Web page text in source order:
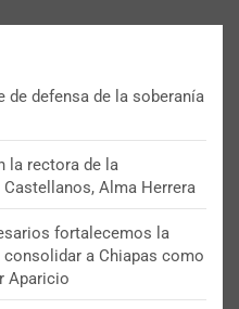
de defensa de la soberanía
la rectora de la
Alma Herrera
fortalecemos la
a Chiapas como
Aparicio